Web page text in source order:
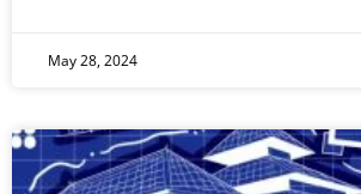
May 28, 2024